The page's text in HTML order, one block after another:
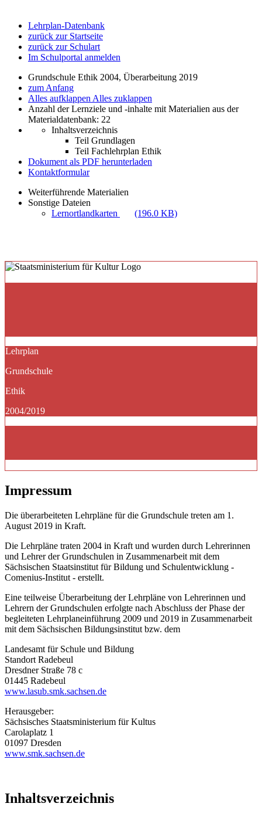
Lehrplan-Datenbank
zurück zur Startseite
zurück zur Schulart
Im Schulportal anmelden
Grundschule Ethik 2004, Überarbeitung 2019
zum Anfang
Alles aufklappen Alles zuklappen
Anzahl der Lernziele und -inhalte mit Materialien aus der
Materialdatenbank: 22
Inhaltsverzeichnis
Teil Grundlagen
Teil Fachlehrplan Ethik
Dokument als PDF herunterladen
Kontaktformular
Weiterführende Materialien
Sonstige Dateien
Lernortlandkarten
(196.0 KB)
Lehrplan
Grundschule
Ethik
2004/2019
Impressum
Die überarbeiteten Lehrpläne für die Grundschule treten am 1.
August 2019 in Kraft.
Die Lehrpläne traten 2004 in Kraft und wurden durch Lehrerinnen
und Lehrer der Grundschulen in Zusammenarbeit mit dem
Sächsischen Staatsinstitut für Bildung und Schulentwicklung -
Comenius-Institut - erstellt.
Eine teilweise Überarbeitung der Lehrpläne von Lehrerinnen und
Lehrern der Grundschulen erfolgte nach Abschluss der Phase der
begleiteten Lehrplaneinführung 2009 und 2019 in Zusammenarbeit
mit dem Sächsischen Bildungsinstitut bzw. dem
Landesamt für Schule und Bildung
Standort Radebeul
Dresdner Straße 78 c
01445 Radebeul
www.lasub.smk.sachsen.de
Herausgeber:
Sächsisches Staatsministerium für Kultus
Carolaplatz 1
01097 Dresden
www.smk.sachsen.de
Inhaltsverzeichnis